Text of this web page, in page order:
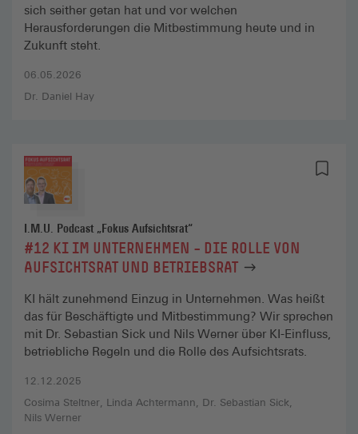
06.05.2026
Dr. Daniel Hay
sich seither getan hat und vor welchen
Herausforderungen die Mitbestimmung heute und in
Zukunft steht.
I.M.U. Podcast „Fokus Aufsichtsrat“
#12 KI IM UNTERNEHMEN – DIE ROLLE VON
AUFSICHTSRAT UND BETRIEBSRAT
12.12.2025
Cosima Steltner Linda Achtermann
Dr. Sebastian Sick
Nils Werner
KI hält zunehmend Einzug in Unternehmen. Was heißt
das für Beschäftigte und Mitbestimmung? Wir sprechen
mit Dr. Sebastian Sick und Nils Werner über KI-Einfluss,
betriebliche Regeln und die Rolle des Aufsichtsrats.